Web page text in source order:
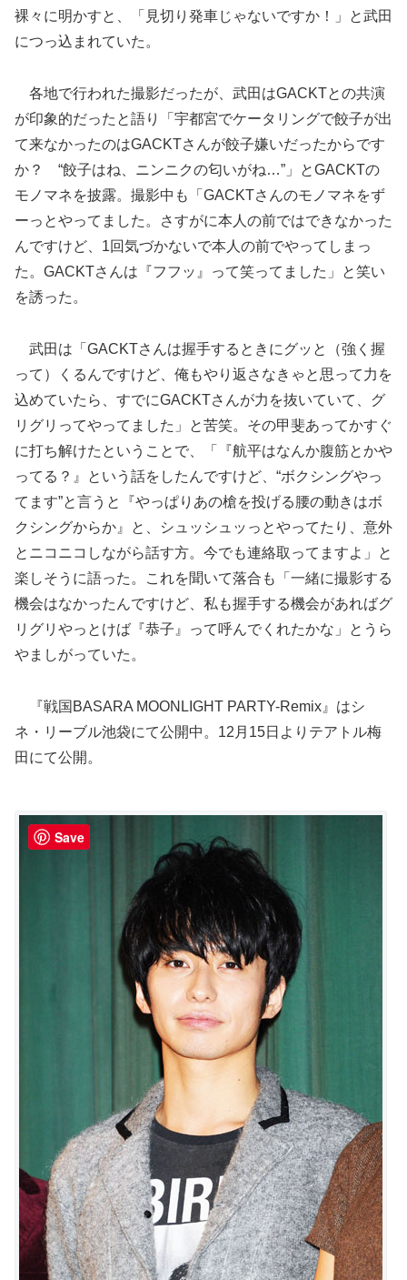
裸々に明かすと、「見切り発車じゃないですか！」と武田
につっ込まれていた。
各地で行われた撮影だったが、武田はGACKTとの共演
が印象的だったと語り「宇都宮でケータリングで餃子が出
て来なかったのはGACKTさんが餃子嫌いだったからです
か？ “餃子はね、ニンニクの匂いがね…”」とGACKTの
モノマネを披露。撮影中も「GACKTさんのモノマネをず
ーっとやってました。さすがに本人の前ではできなかった
んですけど、1回気づかないで本人の前でやってしまっ
た。GACKTさんは『フフッ』って笑ってました」と笑い
を誘った。
武田は「GACKTさんは握手するときにグッと（強く握
って）くるんですけど、俺もやり返さなきゃと思って力を
込めていたら、すでにGACKTさんが力を抜いていて、グ
リグリってやってました」と苦笑。その甲斐あってかすぐ
に打ち解けたということで、「『航平はなんか腹筋とかや
ってる？』という話をしたんですけど、“ボクシングやっ
てます”と言うと『やっぱりあの槍を投げる腰の動きはボ
クシングからか』と、シュッシュッっとやってたり、意外
とニコニコしながら話す方。今でも連絡取ってますよ」と
楽しそうに語った。これを聞いて落合も「一緒に撮影する
機会はなかったんですけど、私も握手する機会があればグ
リグリやっとけば『恭子』って呼んでくれたかな」とうら
やましがっていた。
『戦国BASARA MOONLIGHT PARTY-Remix』はシ
ネ・リーブル池袋にて公開中。12月15日よりテアトル梅
田にて公開。
Save